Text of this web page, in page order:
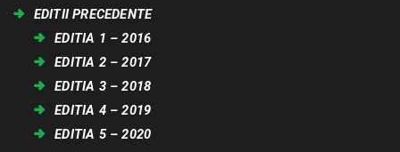
EDITII PRECEDENTE
EDITIA 1 – 2016
EDITIA 2 – 2017
EDITIA 3 – 2018
EDITIA 4 – 2019
EDITIA 5 – 2020